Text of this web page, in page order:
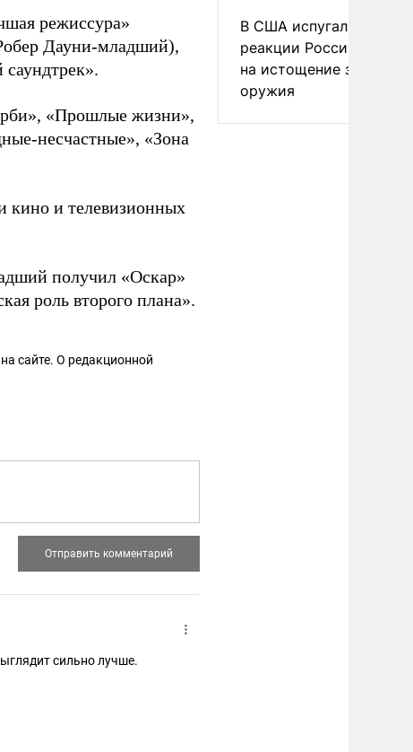
режиссура»
Дауни-младший),
«Прошлые жизни»,
несчастные», «Зона
кино и телевизионных
получил «Оскар»
роль второго плана».
на сайте. О редакционной
сильно лучше.
В США испугались
реакции России и
на истощение запасов
оружия